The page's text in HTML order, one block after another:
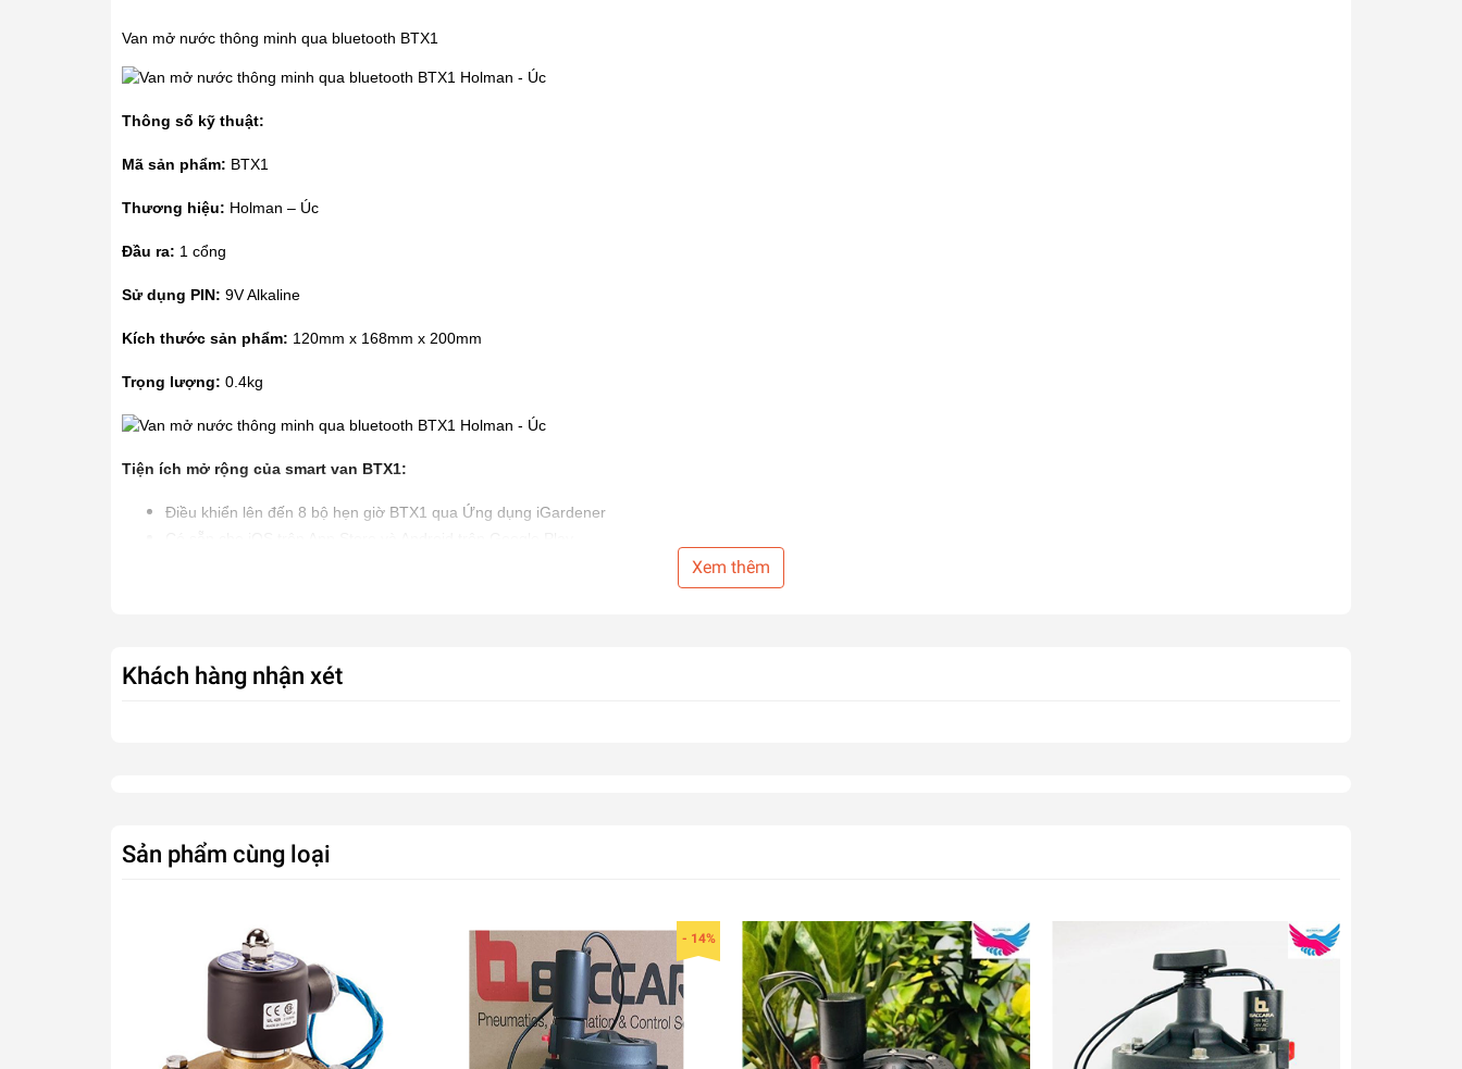
Van mở nước thông minh qua bluetooth BTX1
Thông số kỹ thuật:
Mã sản phẩm: BTX1
Thương hiệu: Holman – Úc
Đầu ra: 1 cổng
Sử dụng PIN: 9V Alkaline
Kích thước sản phẩm: 120mm x 168mm x 200mm
Trọng lượng: 0.4kg
Tiện ích mở rộng của smart van BTX1:
Điều khiển lên đến 8 bộ hẹn giờ BTX1 qua Ứng dụng iGardener
Toàn quyền kiểm soát lịch tưới nước qua điện thoại
Xem thêm
Khách hàng nhận xét
Sản phẩm cùng loại
- 14%